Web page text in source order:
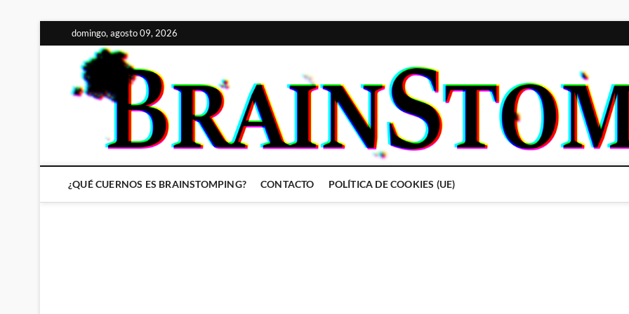
al
contenido
domingo, agosto 09, 2026
¿QUÉ CUERNOS ES BRAINSTOMPING? CONTACTO POLÍTICA DE COOKIES (UE)